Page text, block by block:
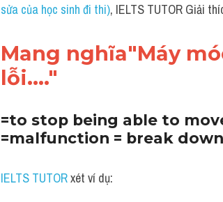
sửa của học sinh đi thi), IELTS TUTOR Giải
Mang nghĩa"Máy
lỗi...."
=to stop being able to
=malfunction = break
IELTS TUTOR xét ví dụ: